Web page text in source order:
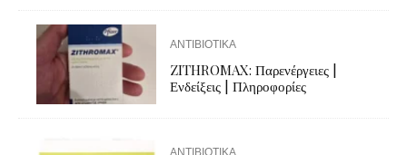
ΑΝΤΙΒΙΟΤΙΚΑ
ZITHROMAX: Παρενέργειες |
Ενδείξεις | Πληροφορίες
ΑΝΤΙΒΙΟΤΙΚΑ